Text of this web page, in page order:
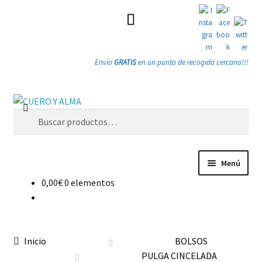
EnvíoGRATISen un punto de recogida cercano!!!
Ir
Ir
Buscar
Menú
0,00€0 elementos
Inicio
BOLSOS
PULGA CINCELADA